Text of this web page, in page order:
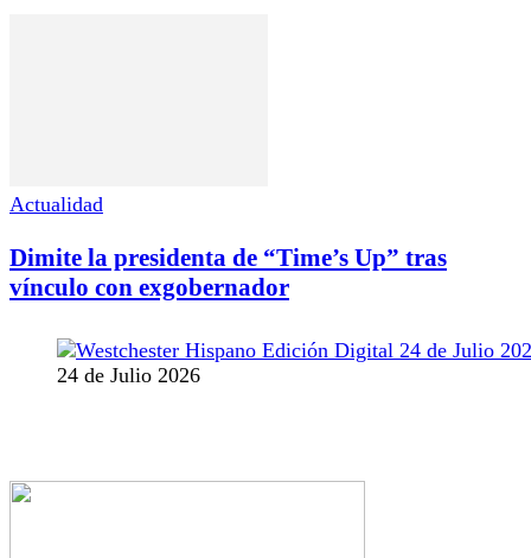
Actualidad
Dimite la presidenta de “Time’s Up” tras
vínculo con exgobernador
24 de Julio 2026